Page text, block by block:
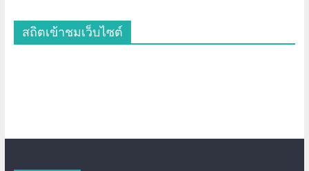
สถิตเข้าชมเว็บไซต์